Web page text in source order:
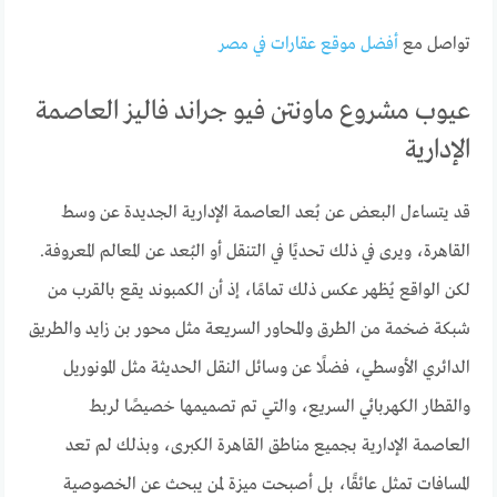
تواصل مع أفضل موقع عقارات في مصر
عيوب مشروع ماونتن فيو جراند فاليز العاصمة
الإدارية
قد يتساءل البعض عن بُعد العاصمة الإدارية الجديدة عن وسط
القاهرة، ويرى في ذلك تحديًا في التنقل أو البُعد عن المعالم المعروفة.
لكن الواقع يُظهر عكس ذلك تمامًا، إذ أن الكمبوند يقع بالقرب من
شبكة ضخمة من الطرق والمحاور السريعة مثل محور بن زايد والطريق
الدائري الأوسطي، فضلًا عن وسائل النقل الحديثة مثل المونوريل
والقطار الكهربائي السريع، والتي تم تصميمها خصيصًا لربط
العاصمة الإدارية بجميع مناطق القاهرة الكبرى، وبذلك لم تعد
المسافات تمثل عائقًا، بل أصبحت ميزة لمن يبحث عن الخصوصية